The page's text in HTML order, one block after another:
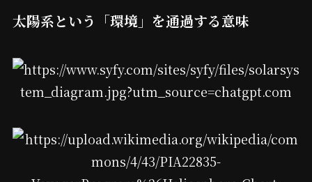
太陽系という「環境」を通過する意味